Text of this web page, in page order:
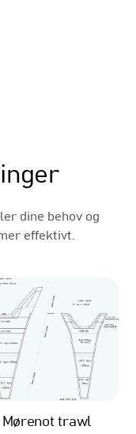
dine behov og
effektivt.
trawl